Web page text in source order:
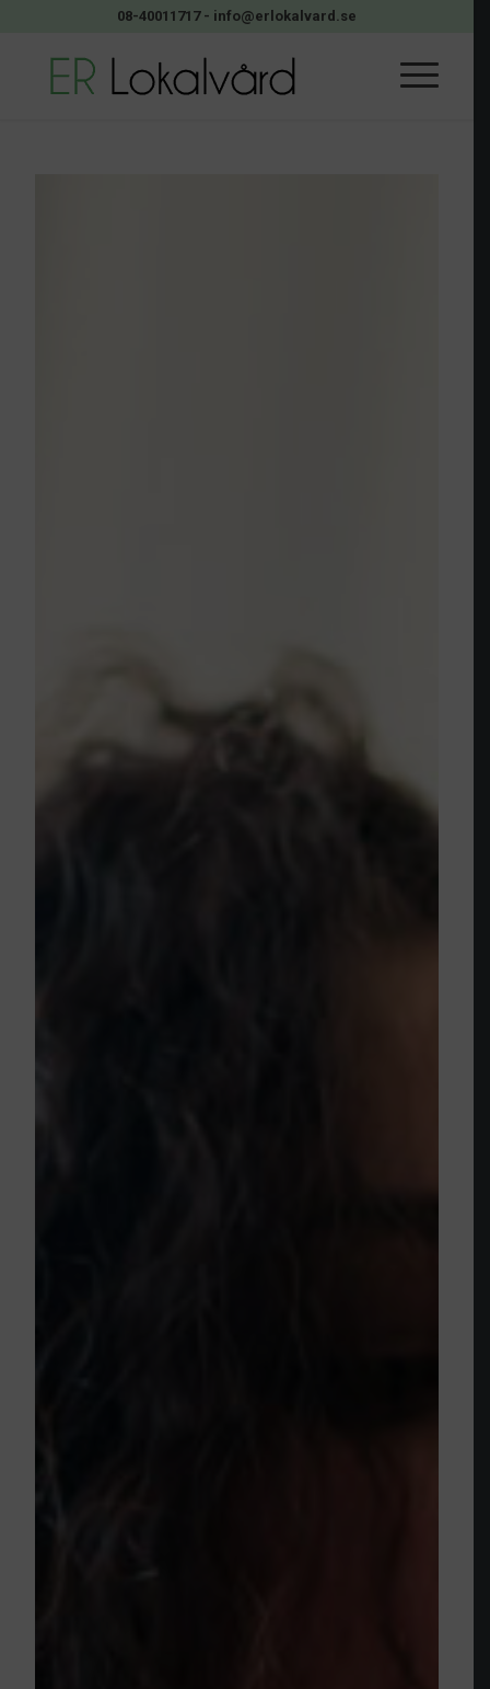
08-40011717- info@erlokalvard.se